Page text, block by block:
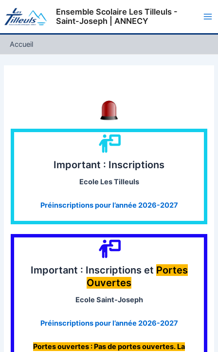
au
Ensemble Scolaire Les Tilleuls -
Saint-Joseph | ANNECY
Accueil
Important : Inscriptions
Ecole Les Tilleuls
Préinscriptions pour l’année 2026-2027
Important : Inscriptions et Portes
Ouvertes
Ecole Saint-Joseph
Préinscriptions pour l’année 2026-2027
Portes ouvertes : Pas de portes ouvertes. La